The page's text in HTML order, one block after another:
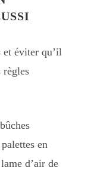
et éviter qu’il
règles
en
d’air de